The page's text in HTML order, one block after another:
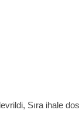
Sıra ihale